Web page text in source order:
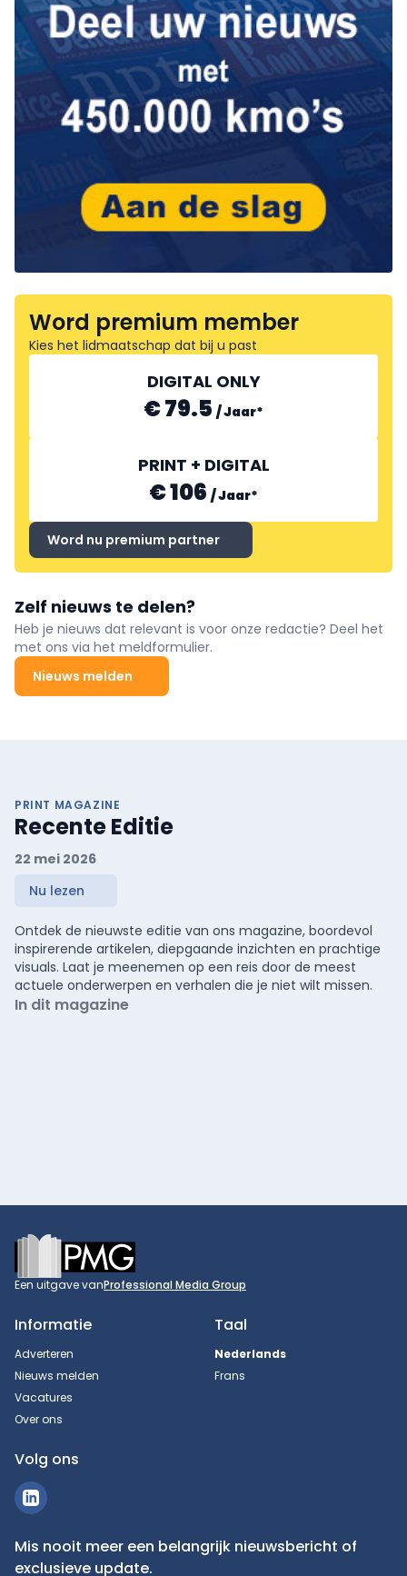
Word premium member
Kies het lidmaatschap dat bij u past
DIGITAL ONLY
€ 79.5 /Jaar*
PRINT + DIGITAL
€ 106 /Jaar*
Word nu premium partner
Zelf nieuws te delen?
Heb je nieuws dat relevant is voor onze redactie? Deel het
met ons via het meldformulier.
Nieuws melden
PRINT MAGAZINE
Recente Editie
22 mei 2026
Nu lezen
Ontdek de nieuwste editie van ons magazine, boordevol
inspirerende artikelen, diepgaande inzichten en prachtige
visuals. Laat je meenemen op een reis door de meest
actuele onderwerpen en verhalen die je niet wilt missen.
In dit magazine
Footer
Een uitgave vanProfessional Media Group
Informatie
Adverteren
Nieuws melden
Vacatures
Over ons
Taal
Nederlands
Frans
Volg ons
Mis nooit meer een belangrijk nieuwsbericht of
exclusieve update.